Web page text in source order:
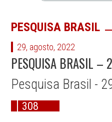
PESQUISA BRASIL
29, agosto, 2022
PESQUISA BRASIL
Pesquisa Brasil -
308